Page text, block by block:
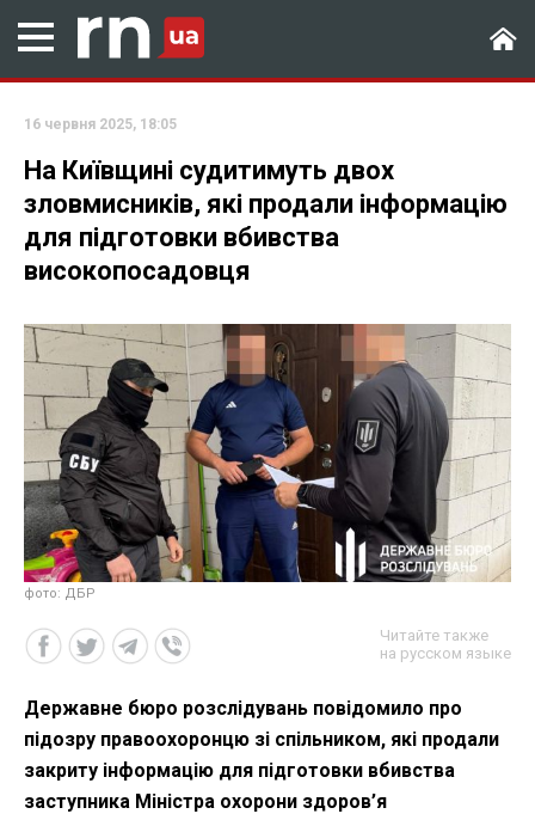
16 червня 2025, 18:05
На Київщині судитимуть двох
зловмисників, які продали інформацію
для підготовки вбивства
високопосадовця
фото: ДБР
Читайте также
на русском языке
Державне бюро розслідувань повідомило про
підозру правоохоронцю зі спільником, які продали
закриту інформацію для підготовки вбивства
заступника Міністра охорони здоров’я